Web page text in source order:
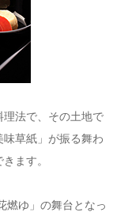
法で、その土地で
草紙」が振る舞わ
ます。
燃ゆ」の舞台となっ